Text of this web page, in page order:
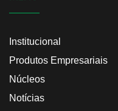
Institucional
Produtos Empresariais
Núcleos
Notícias